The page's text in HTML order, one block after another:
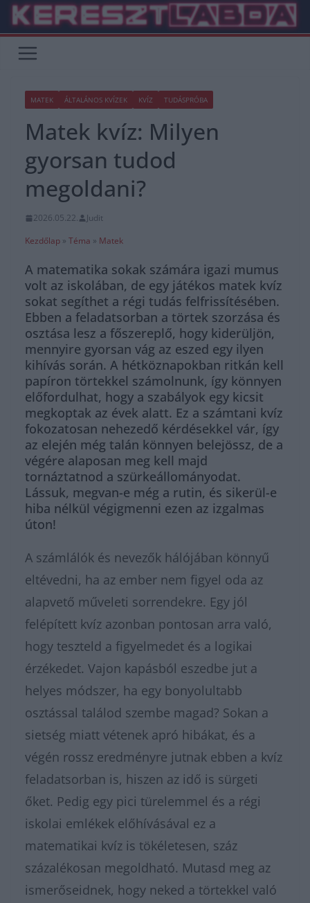
Skip
content
MATEK ÁLTALÁNOS KVÍZEK KVÍZ TUDÁSPRÓBA
Matek kvíz: Milyen
gyorsan tudod
megoldani?
2026.05.22.
Judit
Kezdőlap » Téma » Matek
A matematika sokak számára igazi mumus
volt az iskolában, de egy játékos matek kvíz
sokat segíthet a régi tudás felfrissítésében.
Ebben a feladatsorban a törtek szorzása és
osztása lesz a főszereplő, hogy kiderüljön,
mennyire gyorsan vág az eszed egy ilyen
kihívás során. A hétköznapokban ritkán kell
papíron törtekkel számolnunk, így könnyen
előfordulhat, hogy a szabályok egy kicsit
megkoptak az évek alatt. Ez a számtani kvíz
fokozatosan nehezedő kérdésekkel vár, így
az elején még talán könnyen belejössz, de a
végére alaposan meg kell majd
tornáztatnod a szürkeállományodat.
Lássuk, megvan-e még a rutin, és sikerül-e
hiba nélkül végigmenni ezen az izgalmas
úton!
A számlálók és nevezők hálójában könnyű
eltévedni, ha az ember nem figyel oda az
alapvető műveleti sorrendekre. Egy jól
felépített kvíz azonban pontosan arra való,
hogy teszteld a figyelmedet és a logikai
érzékedet. Vajon kapásból eszedbe jut a
helyes módszer, ha egy bonyolultabb
osztással találod szembe magad? Sokan a
sietség miatt vétenek apró hibákat, és a
végén rossz eredményre jutnak ebben a kvíz
feladatsorban is, hiszen az idő is sürgeti
őket. Pedig egy pici türelemmel és a régi
iskolai emlékek előhívásával ez a
matematikai kvíz is tökéletesen, száz
százalékosan megoldható. Mutasd meg az
ismerőseidnek, hogy neked a törtekkel való